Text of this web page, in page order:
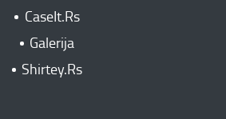
CaseIt.Rs
Galerija
Shirtey.Rs